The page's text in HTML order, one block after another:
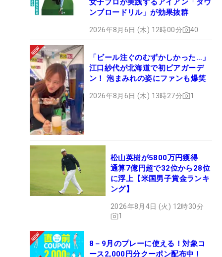
女子プロが実践するアイアン「ダウ
ンブロードリル」が効果抜群
2026年8月6日 (木) 12時00分 40
「ビール注ぐのむずかしかった…」
江口紗代が北海道で初ビアガーデ
ン！ 泡まみれの姿にファンも爆笑
2026年8月6日 (木) 13時27分 1
松山英樹が5800万円獲得
通算7億円超で32位から28位
に浮上【米国男子賞金ランキ
ング】
2026年8月4日 (火) 12時30分
1
8－9月のプレーに使える！対象コ
ース2,000円分クーポン配布中！